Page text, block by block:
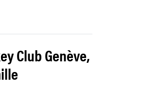
Club Genève,